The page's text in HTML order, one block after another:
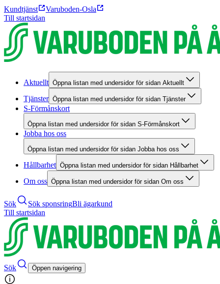
Kundtjänst
Varuboden-Osla
Till startsidan
Aktuellt Öppna listan med undersidor för sidan Aktuellt
Tjänster Öppna listan med undersidor för sidan Tjänster
S-Förmånskort
Öppna listan med undersidor för sidan S-Förmånskort
Jobba hos oss
Öppna listan med undersidor för sidan Jobba hos oss
Hållbarhet Öppna listan med undersidor för sidan Hållbarhet
Om oss Öppna listan med undersidor för sidan Om oss
Sök Sök sponsringBli ägarkund
Till startsidan
Sök Öppen navigering